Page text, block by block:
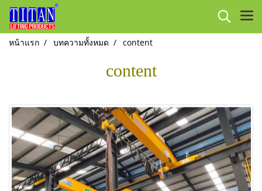
หน้าแรก บทความทั้งหมด content
content